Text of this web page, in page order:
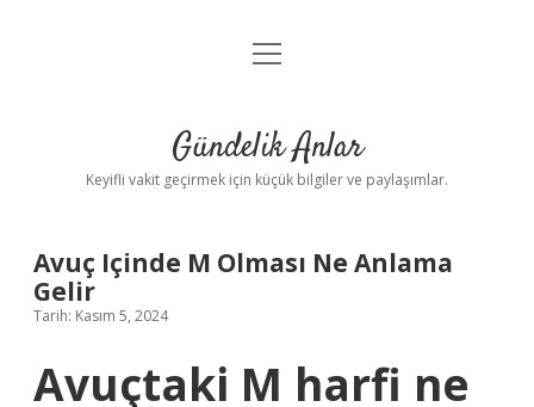
Anasayfa
Yasal Uyarı
menüyü
Gündelik Anlar
Keyifli vakit geçirmek için küçük bilgiler ve paylaşımlar.
Avuç Içinde M Olması Ne Anlama
Gelir
Tarih: Kasım 5, 2024
Avuçtaki M harfi ne